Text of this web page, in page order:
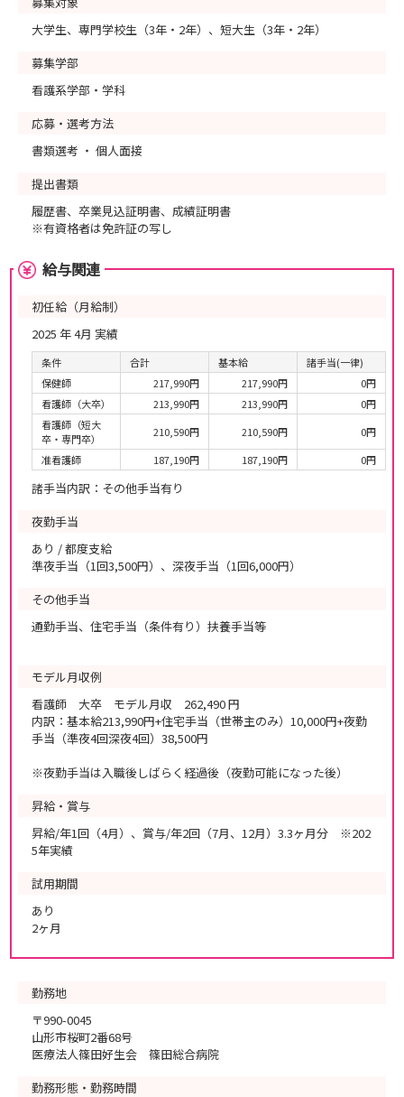
大学生、専門学校生（3年・2年）、短大生（3年・2年）
募集学部
看護系学部・学科
応募・選考方法
書類選考 ・ 個人面接
提出書類
履歴書、卒業見込証明書、成績証明書
※有資格者は免許証の写し
給与関連
初任給（月給制）
2025 年 4月 実績
条件 合計 基本給
諸手当(一律)
保健師
217,990円 217,990円
0円
看護師（大卒）
213,990円 213,990円
0円
看護師（短大
卒・専門卒）
210,590円 210,590円
0円
准看護師
187,190円 187,190円 0円
諸手当内訳：その他手当有り
夜勤手当
あり / 都度支給
準夜手当（1回3,500円）、深夜手当（1回6,000円）
その他手当
通勤手当、住宅手当（条件有り）扶養手当等
モデル月収例
看護師 大卒 モデル月収 262,490 円
内訳：基本給213,990円+住宅手当（世帯主のみ）10,000円+夜勤
手当（準夜4回深夜4回）38,500円
※夜勤手当は入職後しばらく経過後（夜勤可能になった後）
昇給・賞与
昇給/年1回（4月）、賞与/年2回（7月、12月）3.3ヶ月分 ※202
5年実績
試用期間
あり
2ヶ月
勤務地
〒990-0045
山形市桜町2番68号
医療法人篠田好生会 篠田総合病院
勤務形態・勤務時間